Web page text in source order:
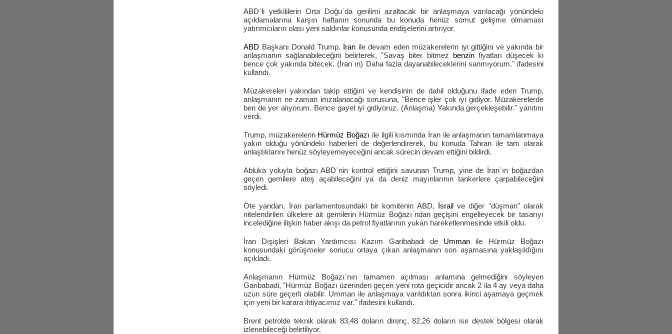
ABD΄li yetkililerin Orta Doğu΄da gerilimi azaltacak bir anlaşmaya varılacağı yönündeki
açıklamalarına karşın haftanın sonunda bu konuda henüz somut gelişme olmaması
yatırımcıların olası yeni saldırılar konusunda endişelerini artırıyor.
ABD Başkanı Donald Trump, İran ile devam eden müzakerelerin iyi gittiğini ve yakında bir
anlaşmanın sağlanabileceğini belirterek, "Savaş biter bitmez benzinfiyatları düşecek ki
bence çok yakında bitecek. (İran΄ın) Daha fazla dayanabileceklerini sanmıyorum." ifadesini
kullandı.
Müzakereleri yakından takip ettiğini ve kendisinin de dahil olduğunu ifade eden Trump,
anlaşmanın ne zaman imzalanacağı sorusuna, "Bence işler çok iyi gidiyor. Müzakerelerde
ben de yer alıyorum. Bence gayet iyi gidiyoruz. (Anlaşma) Yakında gerçekleşebilir." yanıtını
verdi.
Trump, müzakerelerin Hürmüz Boğazı ile ilgili kısmında İran ile anlaşmanın tamamlanmaya
yakın olduğu yönündeki haberleri de değerlendirerek, bu konuda Tahran ile tam olarak
anlaştıklarını henüz söyleyemeyeceğini ancak sürecin devam ettiğini bildirdi.
Abluka yoluyla boğazı ABD΄nin kontrol ettiğini savunan Trump, yine de İran΄ın boğazdan
geçen gemilere ateş açabileceğini ya da deniz mayınlarının tankerlere çarpabileceğini
söyledi.
Öte yandan, İran parlamentosundaki bir komitenin ABD, İsrailve diğer "düşman" olarak
nitelendirilen ülkelere ait gemilerin Hürmüz Boğazı΄ndan geçişini engelleyecek bir tasarıyı
incelediğine ilişkin haber akışı da petrol fiyatlarının yukarı hareketlenmesinde etkili oldu.
İran Dışişleri Bakan Yardımcısı Kazım Garibabadi de Umman ile Hürmüz Boğazı
konusundaki görüşmeler sonucu ortaya çıkan anlaşmanın son aşamasına yaklaşıldığını
açıkladı.
Anlaşmanın Hürmüz Boğazı΄nın tamamen açılması anlamına gelmediğini söyleyen
Garibabadi, "Hürmüz Boğazı üzerinden geçen yeni rota geçicidir ancak 2 ila 4 ay veya daha
uzun süre geçerli olabilir. Umman ile anlaşmaya varıldıktan sonra ikinci aşamaya geçmek
için yeni bir karara ihtiyacımız var." ifadesini kullandı.
Brent petrolde teknik olarak 83,48 doların direnç, 82,26 doların ise destek bölgesi olarak
izlenebileceği belirtiliyor.